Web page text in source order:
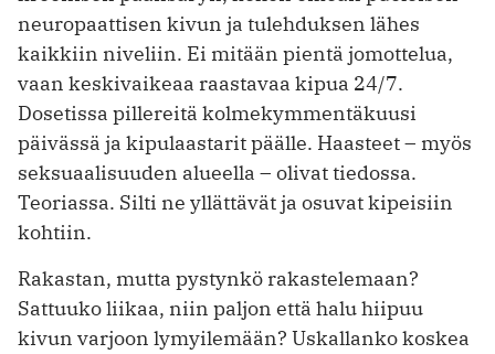
neuropaattisen kivun ja tulehduksen lähes
kaikkiin niveliin. Ei mitään pientä jomottelua,
vaan keskivaikeaa raastavaa kipua 24/7.
Dosetissa pillereitä kolmekymmentäkuusi
päivässä ja kipulaastarit päälle. Haasteet – myös
seksuaalisuuden alueella – olivat tiedossa.
Teoriassa. Silti ne yllättävät ja osuvat kipeisiin
kohtiin.
Rakastan, mutta pystynkö rakastelemaan?
Sattuuko liikaa, niin paljon että halu hiipuu
kivun varjoon lymyilemään? Uskallanko koskea